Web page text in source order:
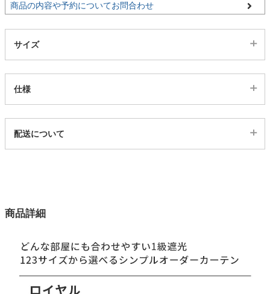
家電・照明器具
タワー
商品の内容や予約についてお問合わせ
サイズ
仕様
469739
1色
生地巾
150(cm)
タテ糸組成
配送について
商品詳細